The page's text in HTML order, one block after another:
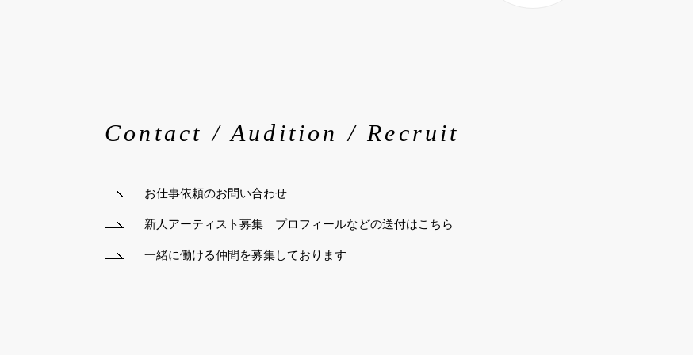
Contact / Audition / Recruit
お仕事依頼のお問い合わせ
新人アーティスト募集 プロフィールなどの送付はこちら
一緒に働ける仲間を募集しております